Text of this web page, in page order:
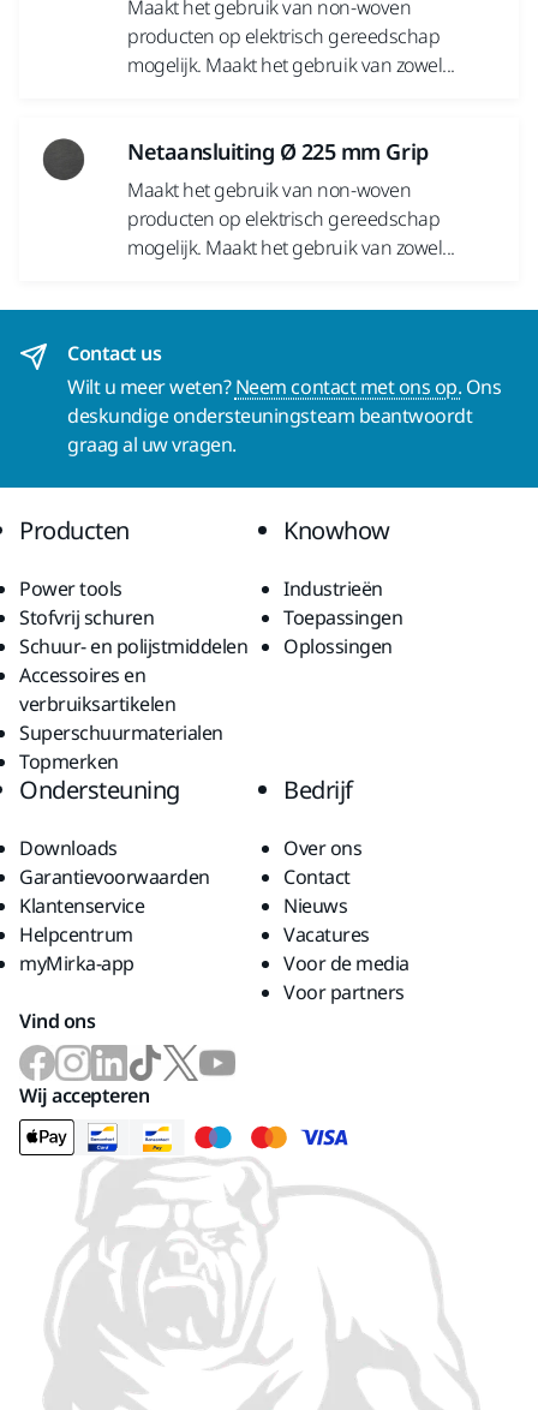
Maakt het gebruik van non-woven
producten op elektrisch gereedschap
mogelijk. Maakt het gebruik van zowel...
Netaansluiting Ø 225 mm Grip
Maakt het gebruik van non-woven
producten op elektrisch gereedschap
mogelijk. Maakt het gebruik van zowel...
Contact us
Wilt u meer weten?Neem contact met ons op. Ons
deskundige ondersteuningsteam beantwoordt
graag al uw vragen.
Producten
Power tools
Stofvrij schuren
Schuur- en polijstmiddelen
Accessoires en
verbruiksartikelen
Superschuurmaterialen
Topmerken
Knowhow
Industrieën
Toepassingen
Oplossingen
Ondersteuning
Downloads
Garantievoorwaarden
Klantenservice
Helpcentrum
myMirka-app
Bedrijf
Over ons
Contact
Nieuws
Vacatures
Voor de media
Voor partners
Vind ons
Wij accepteren